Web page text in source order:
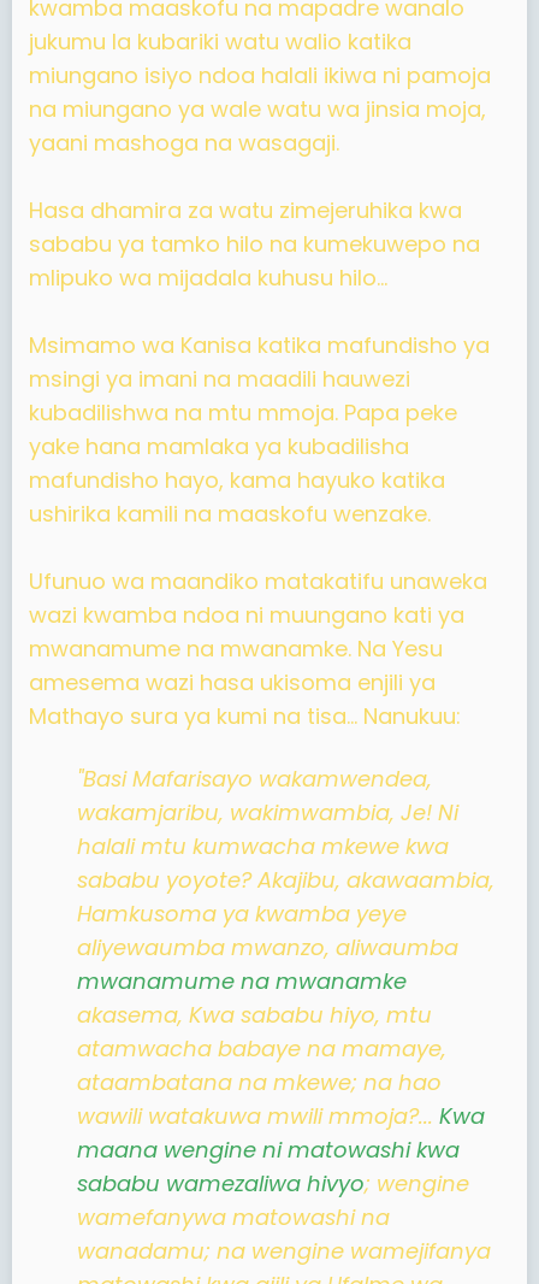
kwamba maaskofu na mapadre wanalo
jukumu la kubariki watu walio katika
miungano isiyo ndoa halali ikiwa ni pamoja
na miungano ya wale watu wa jinsia moja,
yaani mashoga na wasagaji.
Hasa dhamira za watu zimejeruhika kwa
sababu ya tamko hilo na kumekuwepo na
mlipuko wa mijadala kuhusu hilo...
Msimamo wa Kanisa katika mafundisho ya
msingi ya imani na maadili hauwezi
kubadilishwa na mtu mmoja. Papa peke
yake hana mamlaka ya kubadilisha
mafundisho hayo, kama hayuko katika
ushirika kamili na maaskofu wenzake.
Ufunuo wa maandiko matakatifu unaweka
wazi kwamba ndoa ni muungano kati ya
mwanamume na mwanamke. Na Yesu
amesema wazi hasa ukisoma enjili ya
Mathayo sura ya kumi na tisa... Nanukuu:
"Basi Mafarisayo wakamwendea,
wakamjaribu, wakimwambia, Je! Ni
halali mtu kumwacha mkewe kwa
sababu yoyote? Akajibu, akawaambia,
Hamkusoma ya kwamba yeye
aliyewaumba mwanzo, aliwaumba
mwanamume na mwanamke
akasema, Kwa sababu hiyo, mtu
atamwacha babaye na mamaye,
ataambatana na mkewe; na hao
wawili watakuwa mwili mmoja?... Kwa
maana wengine ni matowashi kwa
sababu wamezaliwa hivyo; wengine
wamefanywa matowashi na
wanadamu; na wengine wamejifanya